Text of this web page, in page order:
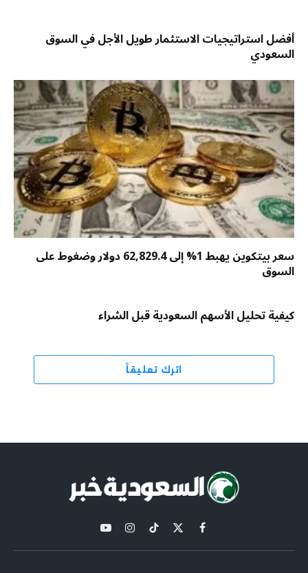
أفضل استراتيجيات الاستثمار طويل الأجل في السوق
السعودي
سعر بيتكوين يهبط 1% إلى 62,829.4 دولار وضغوط على
السوق
كيفية تحليل الأسهم السعودية قبل الشراء
اترك تعليقاً
فيسبوك
X
(Twitter)
تيكتوكالانستغراميوتيوب